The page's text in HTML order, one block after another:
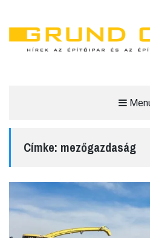
HÍREK AZ ÉPÍTŐIPAR ÉS AZ ÉPÍTŐGÉPEK
Címke: mezőgazdaság